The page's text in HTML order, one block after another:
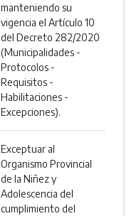
manteniendo su
vigencia el Artículo 10
del Decreto 282/2020
(Municipalidades -
Protocolos -
Requisitos -
Habilitaciones -
Excepciones).
Exceptuar al
Organismo Provincial
de la Niñez y
Adolescencia del
cumplimiento del